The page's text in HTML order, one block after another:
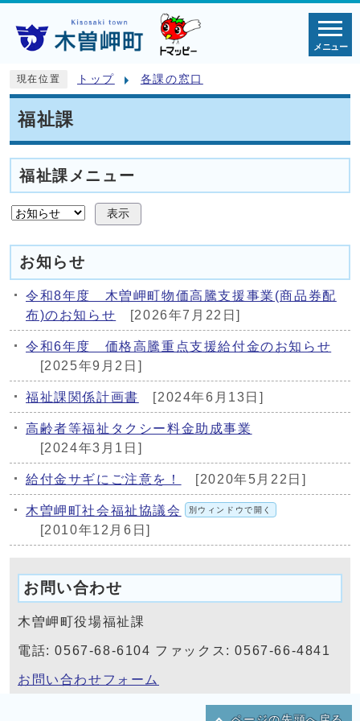
メニュー
現在位置 トップ 各課の窓口
福祉課
福祉課メニュー
表示
お知らせ
令和8年度 木曽岬町物価高騰支援事業(商品券配
布)のお知らせ
[2026年7月22日]
令和6年度 価格高騰重点支援給付金のお知らせ
[2025年9月2日]
福祉課関係計画書 [2024年6月13日]
高齢者等福祉タクシー料金助成事業
[2024年3月1日]
給付金サギにご注意を！ [2020年5月22日]
木曽岬町社会福祉協議会 別ウィンドウで開く
[2010年12月6日]
お問い合わせ
木曽岬町役場福祉課
電話: 0567-68-6104 ファックス: 0567-66-4841
お問い合わせフォーム